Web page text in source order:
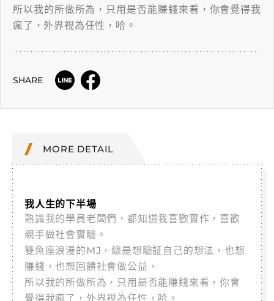
所以我的所做所為，只用是否能賺錢來看，你會覺得我
瘋了，外界視為任性，哈。
SHARE
MORE DETAIL
我人生的下半場
熟識我的學員老闆們，都知道我喜歡實作，喜歡
親手做社會實驗。
雙魚座浪漫的MJ，總是想驗証自己的想法，也想
賺錢，也想回饋社會做公益，
所以我的所做所為，只用是否能賺錢來看，你會
覺得我瘋了，外界視為任性，哈。